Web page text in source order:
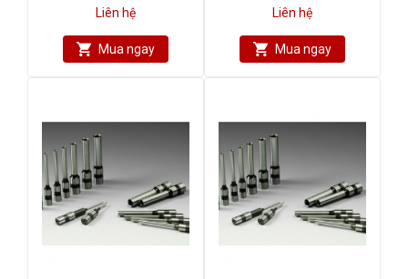
Liên hệ
Mua ngay
Liên hệ
Mua ngay